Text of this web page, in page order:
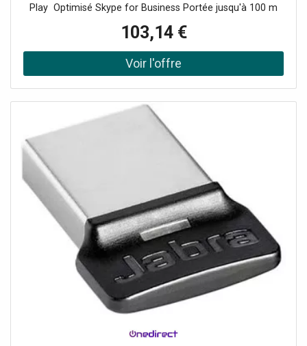
Play Optimisé Skype for Business Portée jusqu'à 100 m
75, le Speak et Speak 510 + et le Stealth
103,14 €